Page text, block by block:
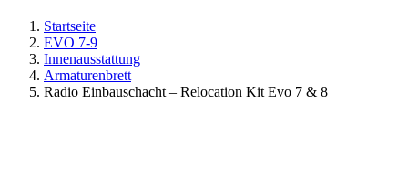
Startseite
EVO 7-9
Innenausstattung
Armaturenbrett
Radio Einbauschacht – Relocation Kit Evo 7 & 8